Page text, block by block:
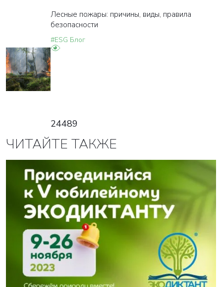
Лесные пожары: причины, виды, правила
безопасности
#ESG Блог
24489
ЧИТАЙТЕ ТАКЖЕ